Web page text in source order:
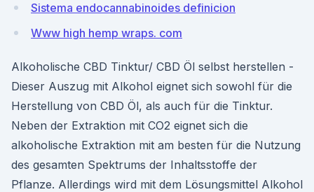
Sistema endocannabinoides definicion
Www high hemp wraps. com
Alkoholische CBD Tinktur/ CBD Öl selbst herstellen -
Dieser Auszug mit Alkohol eignet sich sowohl für die
Herstellung von CBD Öl, als auch für die Tinktur.
Neben der Extraktion mit CO2 eignet sich die
alkoholische Extraktion mit am besten für die Nutzung
des gesamten Spektrums der Inhaltsstoffe der
Pflanze. Allerdings wird mit dem Lösungsmittel Alkohol